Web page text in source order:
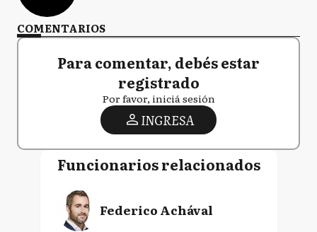
COMENTARIOS
Para comentar, debés estar
registrado
Por favor, iniciá sesión
INGRESA
Funcionarios relacionados
Federico Achával